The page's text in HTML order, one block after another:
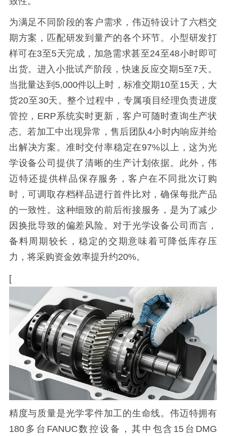
为满足不同阶段的客户需求，伟迈特设计了六档交
期方案，匹配研发到量产的各个环节。小型研发打
样可在3至5天完成，加急需求甚至24至48小时即可
出货。进入小批试产阶段，快速反应交期5至7天。
当批量达到5,000件以上时，标准交期10至15天，大
货20至30天。整个过程中，专属项目经理负责进度
管控，ERP系统实时更新，客户可随时查询生产状
态。若加工中出现异常，售后团队4小时内响应并给
出解决方案。准时交付率稳定在97%以上，这为光
学设备公司提供了清晰的生产计划依据。此外，伟
迈特还提供样品保存服务，客户在不同批次订购
时，可调取存档样品进行首件比对，确保每批产品
的一致性。这种细致的前后衔接服务，是为了减少
因换批导致的偏差风险。对于光学设备公司而言，
备料周期较长，稳定的交期意味着可降低库存压
力，将采购资金效率提升约20%。
[
精度与质量是光学零件加工的生命线。伟迈特拥有
180多台FANUC数控设备，其中包含15台DMG